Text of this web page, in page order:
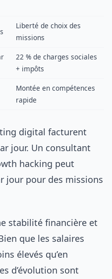
Liberté de choix des
missions
22 % de charges sociales
+ impôts
Montée en compétences
rapide
digital facturent
jour. Un consultant
hacking peut
jour pour des missions
stabilité financière et
que les salaires
élevés qu’en
d’évolution sont